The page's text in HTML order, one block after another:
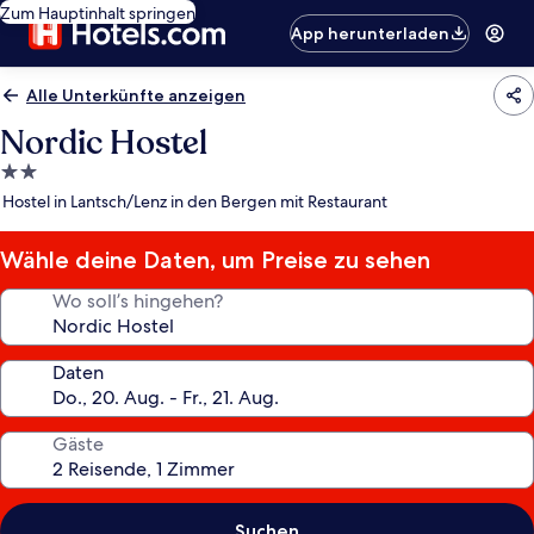
Zum Hauptinhalt springen
App herunterladen
Alle Unterkünfte anzeigen
Nordic Hostel
2.0-
Sterne-
Hostel in Lantsch/Lenz in den Bergen mit Restaurant
Wähle deine Daten, um Preise zu sehen
Wo soll’s hingehen?
Daten
Gäste